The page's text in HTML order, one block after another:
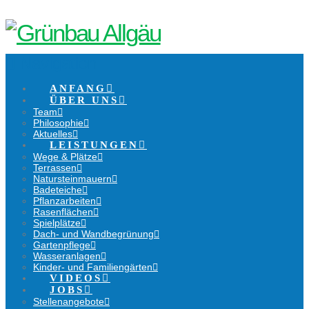
ANFANG
ÜBER UNS
Team
Philosophie
Aktuelles
LEISTUNGEN
Wege & Plätze
Terrassen
Natursteinmauern
Badeteiche
Pflanzarbeiten
Rasenflächen
Spielplätze
Dach- und Wandbegrünung
Gartenpflege
Wasseranlagen
Kinder- und Familiengärten
VIDEOS
JOBS
Stellenangebote